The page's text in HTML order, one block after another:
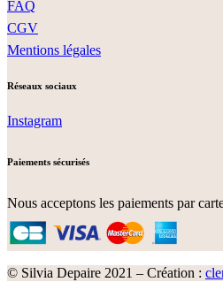
FAQ
CGV
Mentions légales
Réseaux sociaux
Instagram
Paiements sécurisés
Nous acceptons les paiements par
© Silvia Depaire 2021 – Création :